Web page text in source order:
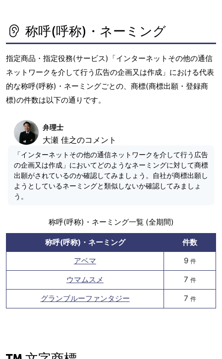
称呼(呼称)・ネーミング
指定商品・指定役務(サービス)「インターネットその他の通信
ネットワークを介して行う広告の企画又は作成」における代表
的な称呼(呼称)・ネーミングごとの、商標(商標出願・登録商
標)の件数は以下の通りです。
弁理士
大瀬 佳之のコメント
「インターネットその他の通信ネットワークを介して行う広告
の企画又は作成」においてどのようなネーミングに対して商標
出願がされているのか確認してみましょう。自社が商標出願し
ようとしているネーミングと類似しないか確認してみましょ
う。
称呼(呼称)・ネーミング一覧 (全期間)
称呼(呼称)・ネーミング
件数
アベマ
9 件
ウマムスメ 7 件
グランブルーファンタジー 7 件